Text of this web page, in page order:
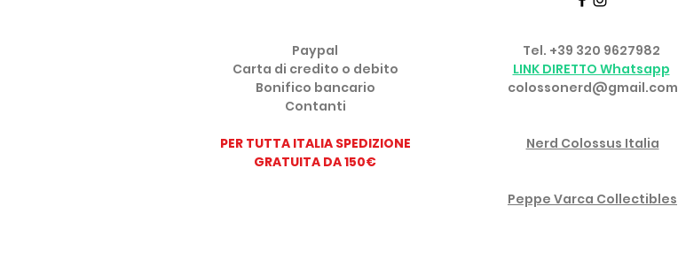
Paypal
Carta di credito o debito
Bonifico bancario
Contanti
PER TUTTA ITALIA SPEDIZIONE
GRATUITA DA 150€
Tel. +39 320 9627982
LINK DIRETTO Whatsapp
colossonerd@gmail.com
Nerd Colossus Italia
Peppe Varca Collectibles